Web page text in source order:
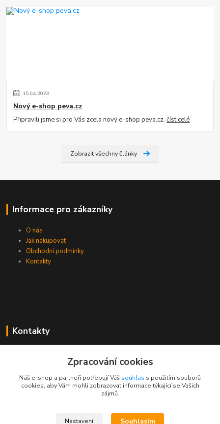
15.04.2023
Nový e-shop peva.cz
Připravili jsme si pro Vás zcela nový e-shop peva.cz.číst celé
Zobrazit všechny články
Informace pro zákazníky
O nás
Jak nakupovat
Obchodní podmínky
Kontakty
Kontakty
+420 733 530 378
(Po-Pá, 8-15 hod.)
Zpracování cookies
Náš e-shop a partneři potřebují Váš souhlas s použitím souborů
cookies, aby Vám mohli zobrazovat informace týkající se Vašich
zájmů.
Nastavení Souhlasím